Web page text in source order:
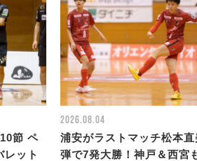
節 ペ
ット
2026.08.04
浦安がラストマッチ松本直
弾で7発大勝！神戸＆西宮